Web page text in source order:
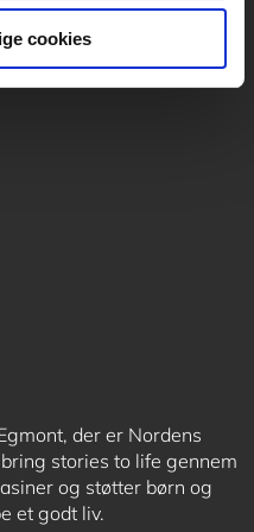
cookies
der er Nordens
stories to life gennem
og støtter børn og
et godt liv.